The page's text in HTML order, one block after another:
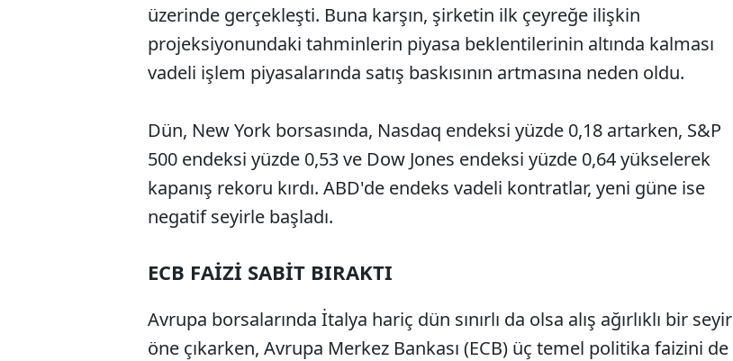
üzerinde gerçekleşti. Buna karşın, şirketin ilk çeyreğe ilişkin
projeksiyonundaki tahminlerin piyasa beklentilerinin altında kalması
vadeli işlem piyasalarında satış baskısının artmasına neden oldu.
Dün, New York borsasında, Nasdaq endeksi yüzde 0,18 artarken, S&P
500 endeksi yüzde 0,53 ve Dow Jones endeksi yüzde 0,64 yükselerek
kapanış rekoru kırdı. ABD'de endeks vadeli kontratlar, yeni güne ise
negatif seyirle başladı.
ECB FAİZİ SABİT BIRAKTI
Avrupa borsalarında İtalya hariç dün sınırlı da olsa alış ağırlıklı bir seyir
öne çıkarken, Avrupa Merkez Bankası (ECB) üç temel politika faizini de